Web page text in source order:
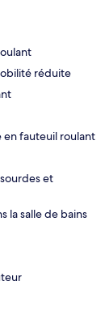
réduite
en fauteuil roulant
et
la salle de bains